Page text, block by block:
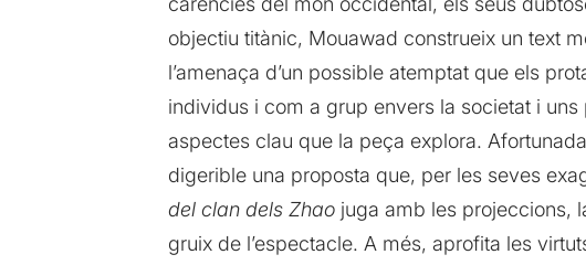
objectiu titànic, Mouawad construeix un text
l’amenaça d’un possible atemptat que els
individus i com a grup envers la societat i
aspectes clau que la peça explora.
digerible una proposta que, per les seves
del clan dels Zhaojuga amb les projeccions,
gruix de l’espectacle. A més, aprofita les